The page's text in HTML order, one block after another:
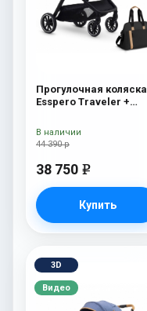
Прогулочная коляска
Esspero Traveler +
44 390 р
38 750 e
Купить
В наличии
3D
Видео